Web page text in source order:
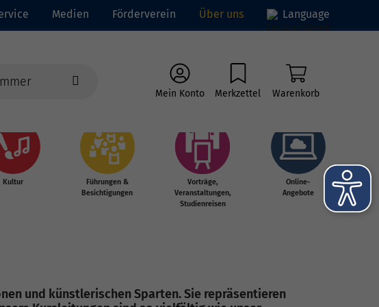
Medien Förderverein Über uns Language
Mein Konto Merkzettel Warenkorb
Kultur
Führungen &
Besichtigungen
Vorträge,
Veranstaltungen,
Studienreisen
Online-
Angebote
und künstlerischen Sparten. Sie repräsentieren